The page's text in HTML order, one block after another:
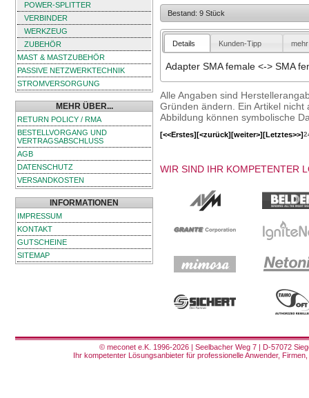
POWER-SPLITTER
VERBINDER
WERKZEUG
ZUBEHÖR
MAST & MASTZUBEHÖR
PASSIVE NETZWERKTECHNIK
STROMVERSORGUNG
MEHR ÜBER...
RETURN POLICY / RMA
BESTELLVORGANG UND
VERTRAGSABSCHLUSS
AGB
DATENSCHUTZ
VERSANDKOSTEN
INFORMATIONEN
IMPRESSUM
KONTAKT
GUTSCHEINE
SITEMAP
Bestand: 9 Stück
Details Kunden-Tipp
Adapter SMA female <-> SMA
Alle Angaben sind
Gründen ändern. Ein Artikel
Abbildung können symbolische
[<<Erstes][<zurück][weiter>][Letztes>>]
WIR SIND IHR KOMPETENTER
© meconet e.K. 1996-2026 | Seelbacher Weg 7 | D-57072
Ihr kompetenter Lösungsanbieter für professionelle Anwender,